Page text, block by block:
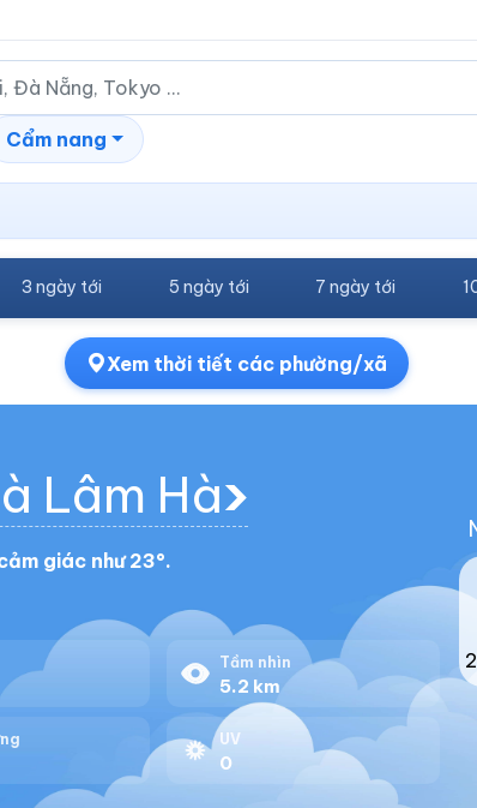
Cẩm nang
3 ngày tới 5 ngày tới 7 ngày tới
Xem thời tiết các phường/xã
Lâm Hà
giác như 23°.
Tầm nhìn
5.2 km
UV
0